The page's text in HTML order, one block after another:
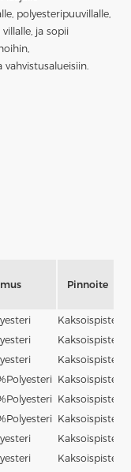
polyesteripuuvillalle,
ja sopii
Pinnoite
Kaksoispiste
Kaksoispiste
Kaksoispiste
Polyesteri Kaksoispiste
Polyesteri Kaksoispiste
Polyesteri Kaksoispiste
Kaksoispiste
Kaksoispiste